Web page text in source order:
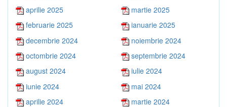
aprilie 2025
martie 2025
februarie 2025
ianuarie 2025
decembrie 2024
noiembrie 2024
octombrie 2024
septembrie 2024
august 2024
iulie 2024
iunie 2024
mai 2024
aprilie 2024
martie 2024